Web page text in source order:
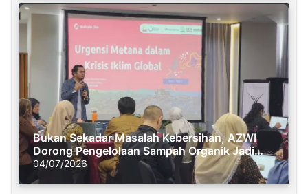
Bukan Sekadar Masalah Kebersihan, AZWI
Dorong Pengelolaan Sampah Organik Jadi
Solusi Krisis Iklim
04/07/2026